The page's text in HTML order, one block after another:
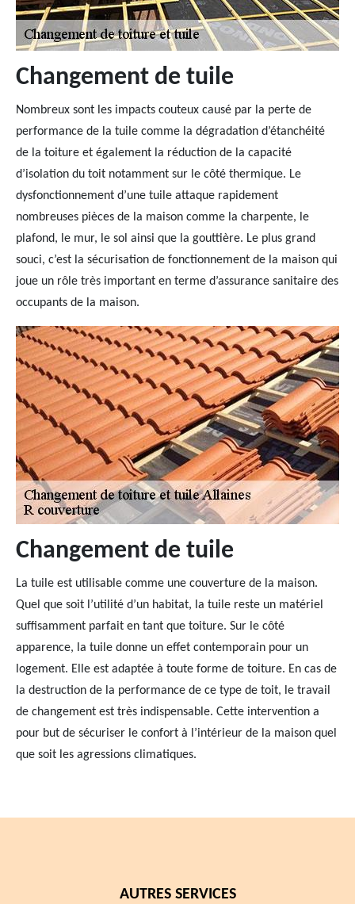
Changement de tuile
Nombreux sont les impacts couteux causé par la perte de
performance de la tuile comme la dégradation d’étanchéité
de la toiture et également la réduction de la capacité
d’isolation du toit notamment sur le côté thermique. Le
dysfonctionnement d’une tuile attaque rapidement
nombreuses pièces de la maison comme la charpente, le
plafond, le mur, le sol ainsi que la gouttière. Le plus grand
souci, c’est la sécurisation de fonctionnement de la maison qui
joue un rôle très important en terme d’assurance sanitaire des
occupants de la maison.
Changement de tuile
La tuile est utilisable comme une couverture de la maison.
Quel que soit l’utilité d’un habitat, la tuile reste un matériel
suffisamment parfait en tant que toiture. Sur le côté
apparence, la tuile donne un effet contemporain pour un
logement. Elle est adaptée à toute forme de toiture. En cas de
la destruction de la performance de ce type de toit, le travail
de changement est très indispensable. Cette intervention a
pour but de sécuriser le confort à l’intérieur de la maison quel
que soit les agressions climatiques.
AUTRES SERVICES